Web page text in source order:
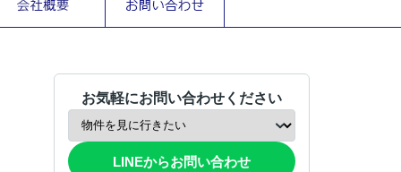
お気軽にお問い合わせください
LINEからお問い合わせ